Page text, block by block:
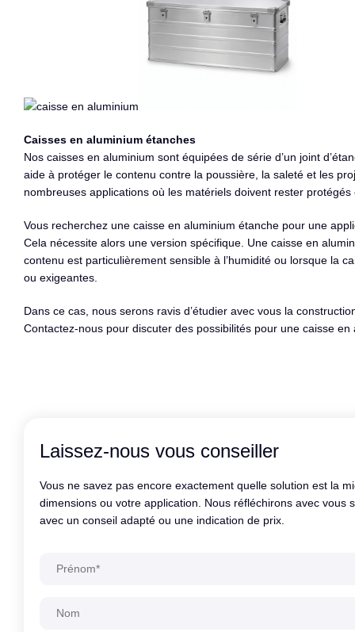
Caisses en aluminium étanches
Nos caisses en aluminium sont équipées de série d’un joint
aide à protéger le contenu contre la poussière, la saleté et les
nombreuses applications où les matériels doivent rester
Vous recherchez une caisse en aluminium étanche pour une
Cela nécessite alors une version spécifique. Une caisse en
contenu est particulièrement sensible à l’humidité ou lorsque la
ou exigeantes.
Dans ce cas, nous serons ravis d’étudier avec vous la
Contactez-nous pour discuter des possibilités pour une caisse en
Laissez-nous vous conseiller
Vous ne savez pas encore exactement quelle solution est la
dimensions ou votre application. Nous réfléchirons avec
avec un conseil adapté ou une indication de prix.